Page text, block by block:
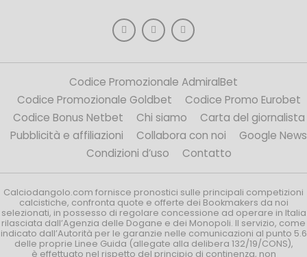
Codice Promozionale AdmiralBet
Codice Promozionale Goldbet
Codice Promo Eurobet
Codice Bonus Netbet
Chi siamo
Carta del giornalista
Pubblicità e affiliazioni
Collabora con noi
Google News
Condizioni d’uso
Contatto
Calciodangolo.com fornisce pronostici sulle principali competizioni
calcistiche, confronta quote e offerte dei Bookmakers da noi
selezionati, in possesso di regolare concessione ad operare in Italia
rilasciata dall’Agenzia delle Dogane e dei Monopoli. Il servizio, come
indicato dall’Autorità per le garanzie nelle comunicazioni al punto 5.6
delle proprie Linee Guida (allegate alla delibera 132/19/CONS),
è effettuato nel rispetto del principio di continenza, non